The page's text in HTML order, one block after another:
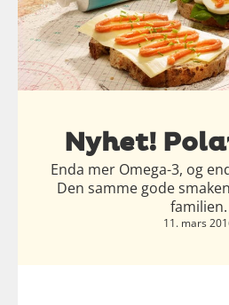
Nyhet!
Enda mer Omega-3, og
Den samme gode
familien.
11. mars